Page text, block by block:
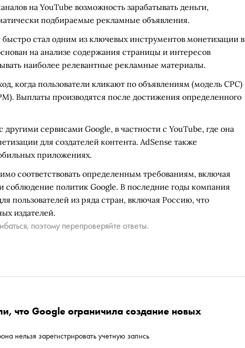
на YouTube возможность зарабатывать деньги,
подбираемые рекламные объявления.
стал одним из ключевых инструментов монетизации в
на анализе содержания страницы и интересов
наиболее релевантные рекламные материалы.
когда пользователи кликают по объявлениям (модель CPC)
Выплаты производятся после достижения определенного
сервисами Google, в частности с YouTube, где она
для создателей контента. AdSense также
приложениях.
соответствовать определенным требованиям, включая
соблюдение политик Google. В последние годы компания
пользователей из ряда стран, включая Россию, что
издателей.
поэтому перепроверяйте ответы.
что Google ограничила создание новых
нельзя зарегистрировать учетную запись